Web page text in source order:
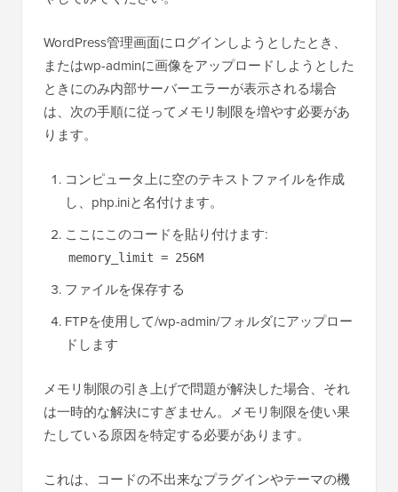
WordPress管理画面にログインしようとしたとき、
またはwp-adminに画像をアップロードしようとした
ときにのみ内部サーバーエラーが表示される場合
は、次の手順に従ってメモリ制限を増やす必要があ
ります。
コンピュータ上に空のテキストファイルを作成
し、php.iniと名付けます。
ここにこのコードを貼り付けます:
memory_limit = 256M
ファイルを保存する
FTPを使用して/wp-admin/フォルダにアップロー
ドします
メモリ制限の引き上げで問題が解決した場合、それ
は一時的な解決にすぎません。メモリ制限を使い果
たしている原因を特定する必要があります。
これは、コードの不出来なプラグインやテーマの機